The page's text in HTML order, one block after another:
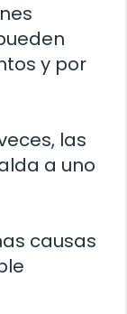
y por
las
a uno
causas